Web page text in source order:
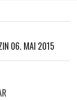
06. MAI 2015